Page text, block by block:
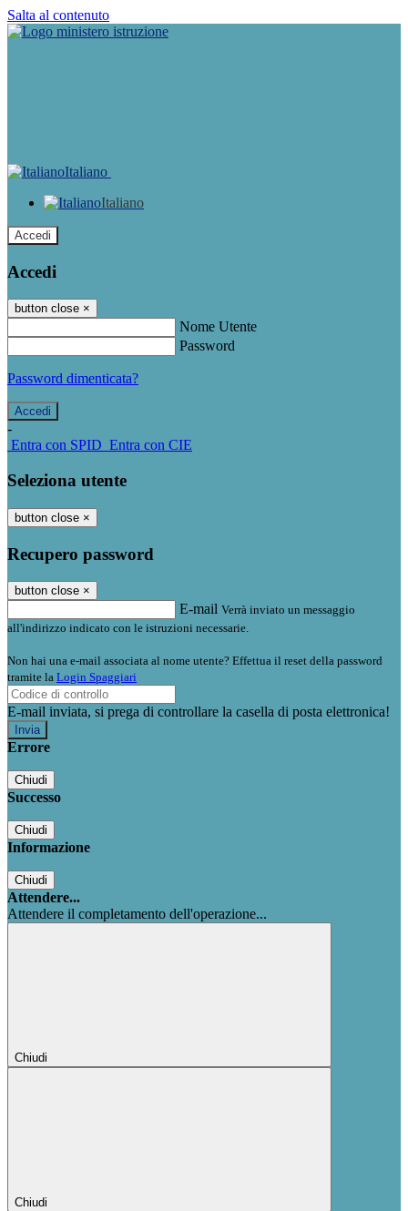
Salta al contenuto
Italiano
Italiano
Accedi
Accedi
button close ×
Nome Utente
Password
Password dimenticata?
-
Entra con SPID Entra con CIE
Seleziona utente
button close ×
Recupero password
button close ×
E-mail Verrà inviato un messaggio
all'indirizzo indicato con le istruzioni necessarie.
Non hai una e-mail associata al nome utente? Effettua il reset della password
tramite la Login Spaggiari
E-mail inviata, si prega di controllare la casella di posta elettronica!
Errore
Chiudi
Successo
Chiudi
Informazione
Chiudi
Attendere...
Attendere il completamento dell'operazione...
Chiudi
Chiudi